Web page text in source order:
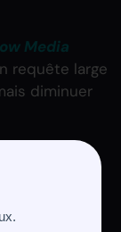
Media
requête large
diminuer
pertinence